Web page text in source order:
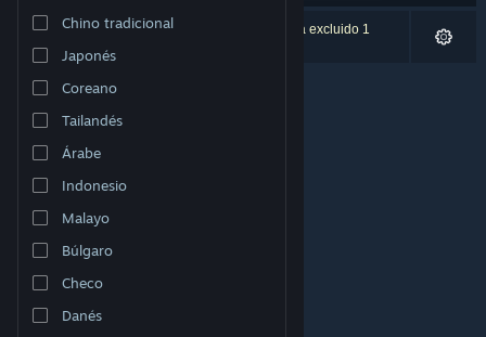
Cambiar idioma
Obtener la aplicación de Steam Mobile
Ver versión clásica
Chino tradicional
Japonés
Coreano
Tailandés
Árabe
Indonesio
Malayo
Búlgaro
Checo
Danés
0 resultado(s) coinciden con la búsqueda. Se ha excluido 1
título según tus preferencias.